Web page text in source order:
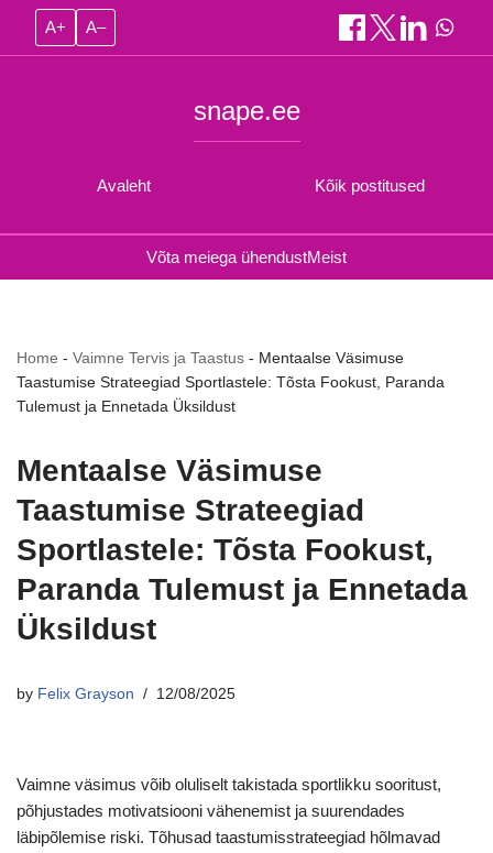
A+ A–
Avaleht
snape.ee
Kõik postitused
Võta meiega ühendustMeist
Home - Vaimne Tervis ja Taastus - Mentaalse Väsimuse
Taastumise Strateegiad Sportlastele: Tõsta Fookust, Paranda
Tulemust ja Ennetada Üksildust
Mentaalse Väsimuse
Taastumise Strateegiad
Sportlastele: Tõsta Fookust,
Paranda Tulemust ja Ennetada
Üksildust
by Felix Grayson 12/08/2025
Vaimne väsimus võib oluliselt takistada sportlikku sooritust,
põhjustades motivatsiooni vähenemist ja suurendades
läbipõlemise riski. Tõhusad taastumisstrateegiad hõlmavad